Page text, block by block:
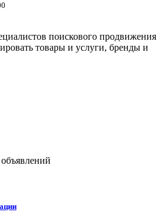
поискового продвижения
товары и услуги, бренды и